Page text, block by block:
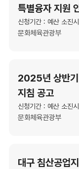
특별융자 지원
신청기간 : 예산 소진시
문화체육관광부
2025년 상반기
지침 공고
신청기간 : 예산 소진시
문화체육관광부
대구 침산공업